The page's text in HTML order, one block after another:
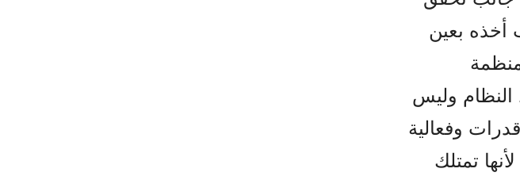
أخذه بعين
النظام وليس
وفعالية
تمتلك